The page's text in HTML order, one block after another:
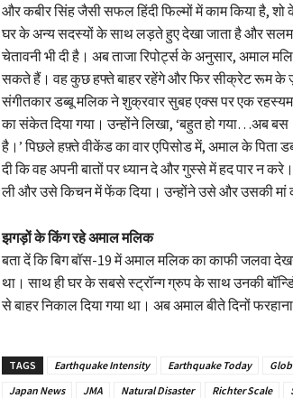
और कबीर सिंह जैसी सफल हिंदी फिल्मों में काम किया है,
घर के अन्य सदस्यों के साथ लड़ते हुए देखा जाता है और
चेतावनी भी दी है। अब ताजा रिपोर्ट्स के अनुसार, अमाल
सकते हैं। वह कुछ हफ्ते बाहर रहेंगे और फिर सीक्रेट रूम के
संगीतकार डब्बू मलिक ने शुक्रवार सुबह एक्स पर एक
का संकेत दिया गया। उन्होंने लिखा, ‘बहुत हो गया…अब
है।’ पिछले हफ़्ते वीकेंड का वार एपिसोड में, अमाल के
दी कि वह अपनी बातों पर ध्यान दे और गुस्से में हद पार न
ली और उसे किचन में फेंक दिया। उन्होंने उसे और उसकी मां
झगड़ों के किंग रहे अमाल मलिक
बता दें कि बिग बॉस-19 में अमाल मलिक का काफी जलवा
था। साथ ही घर के सबसे स्ट्रॉन्ग ग्रुप के साथ उनकी
से बाहर निकाल दिया गया था। अब अमाल बीते दिनों
TAGS Earthquake Intensity Earthquake Today
Japan News
JMA Natural Disaster Richter Scale